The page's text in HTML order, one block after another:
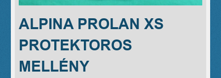
ALPINA PROLAN XS
PROTEKTOROS
MELLÉNY